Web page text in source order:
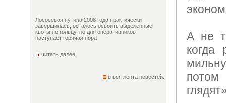
Лососевая путина 2008 года практически
завершилась, осталось освоить выделенные
квоты по гольцу, но для оперативников
наступает горячая пора
читать далее
в вся лента новостей..
А не
когда